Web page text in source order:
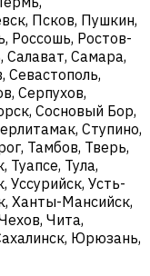
Псков, Пушкин,
Россошь, Ростов-
Салават, Самара,
Севастополь,
Серпухов,
Сосновый Бор,
Ступино,
Тамбов, Тверь,
Туапсе, Тула,
Уссурийск, Усть-
Ханты-Мансийск,
Чита,
Юрюзань,